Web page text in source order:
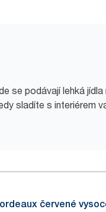
se podávají lehká
sladíte s interiérem
červené